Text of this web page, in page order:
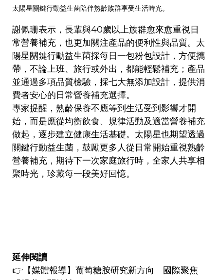
太陽星關鍵行動益生菌陪伴熟齡族群享受生活時光。
謝佩珊表示，長輩與40歲以上族群愈來愈重視日
常營養補充，也更加關注產品的便利性與品質。太
陽星關鍵行動益生菌採每日一包粉包設計，方便攜
帶，不論上班、旅行或外出，都能輕鬆補充；產品
並通過多項品質檢驗，採七大無添加設計，提供消
費者安心的日常營養補充選擇。
專家提醒，熟齡保養不應等到生活受到影響才開
始，而是應從均衡飲食、規律活動及適當營養補充
做起，逐步建立健康生活基礎。太陽星也期望透過
關鍵行動益生菌，鼓勵更多人從日常開始重視熟齡
營養補充，期待下一次家庭旅行時，全家人共享相
聚時光，珍藏每一段美好回憶。
延伸閱讀
👉 【媒體報導】 葡萄糖胺研究新方向 國際聚焦